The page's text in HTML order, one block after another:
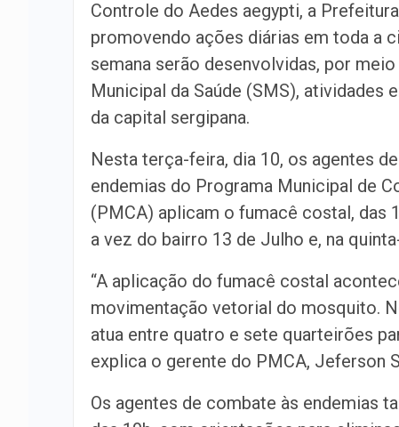
Controle do Aedes aegypti, a
promovendo ações diárias em toda a
semana serão desenvolvidas, por
Municipal da Saúde (SMS), atividades
da capital sergipana.
Nesta terça-feira, dia 10, os agentes
endemias do Programa Municipal de
(PMCA) aplicam o fumacê costal, das
a vez do bairro 13 de Julho e, na
“A aplicação do fumacê costal
movimentação vetorial do mosquito.
atua entre quatro e sete quarteirões
explica o gerente do PMCA, Jeferson
Os agentes de combate às endemias